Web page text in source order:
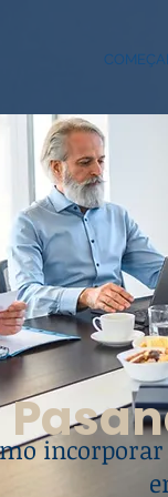
incorporar